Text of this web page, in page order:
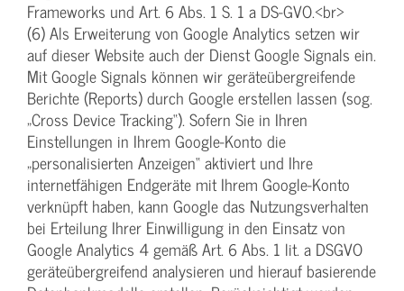
Frameworks und Art. 6 Abs. 1 S. 1 a DS-GVO.<br>
(6) Als Erweiterung von Google Analytics setzen wir
auf dieser Website auch der Dienst Google Signals ein.
Mit Google Signals können wir geräteübergreifende
Berichte (Reports) durch Google erstellen lassen (sog.
„Cross Device Tracking“). Sofern Sie in Ihren
Einstellungen in Ihrem Google-Konto die
„personalisierten Anzeigen“ aktiviert und Ihre
internetfähigen Endgeräte mit Ihrem Google-Konto
verknüpft haben, kann Google das Nutzungsverhalten
bei Erteilung Ihrer Einwilligung in den Einsatz von
Google Analytics 4 gemäß Art. 6 Abs. 1 lit. a DSGVO
geräteübergreifend analysieren und hierauf basierende